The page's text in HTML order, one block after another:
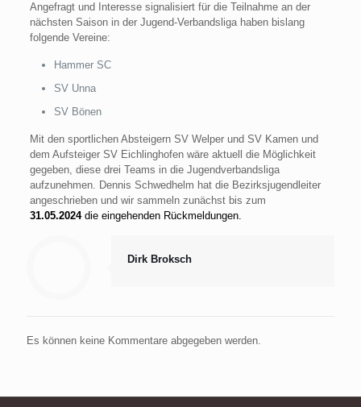
Angefragt und Interesse signalisiert für die Teilnahme an der
nächsten Saison in der Jugend-Verbandsliga haben bislang
folgende Vereine:
Hammer SC
SV Unna
SV Bönen
Mit den sportlichen Absteigern SV Welper und SV Kamen und
dem Aufsteiger SV Eichlinghofen wäre aktuell die Möglichkeit
gegeben, diese drei Teams in die Jugendverbandsliga
aufzunehmen. Dennis Schwedhelm hat die Bezirksjugendleiter
angeschrieben und wir sammeln zunächst bis zum
31.05.2024die eingehenden Rückmeldungen.
Dirk Broksch
Es können keine Kommentare abgegeben werden.